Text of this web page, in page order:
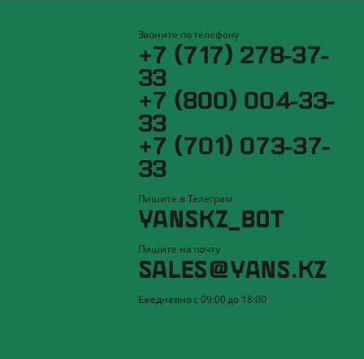
Звоните по телефону
+7 (717) 278-37-
33
+7 (800) 004-33-
33
+7 (701) 073-37-
33
Пишите в Телеграм
YANSKZ_BOT
Пишите на почту
SALES@YANS.KZ
Ежедневно с 09:00 до 18:00